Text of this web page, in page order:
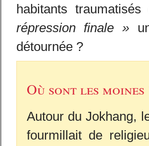
habitants
répression finale »
détournée ?
Où sont les moines
Autour du Jokhang,
fourmillait de